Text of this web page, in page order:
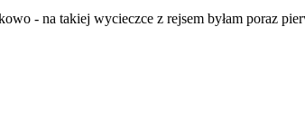
- na takiej wycieczce z rejsem byłam poraz